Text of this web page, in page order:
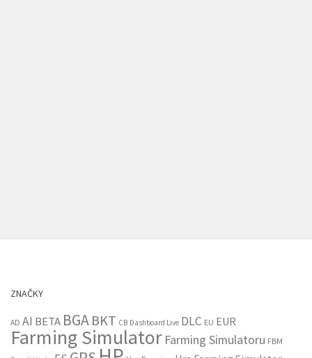
ZNAČKY
AD AI BETA BGABKT CB Dashboard Live DLC EU EUR
Farming Simulator Farming Simulatoru FBM